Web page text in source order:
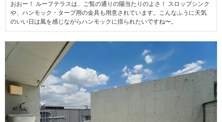
おおー！ ルーフテラスは、ご覧の通りの陽当たりのよさ！ スロップシンク
や、ハンモック・タープ用の金具も用意されています。こんなふうに天気
のいい日は風を感じながらハンモックに揺られたいですね〜。